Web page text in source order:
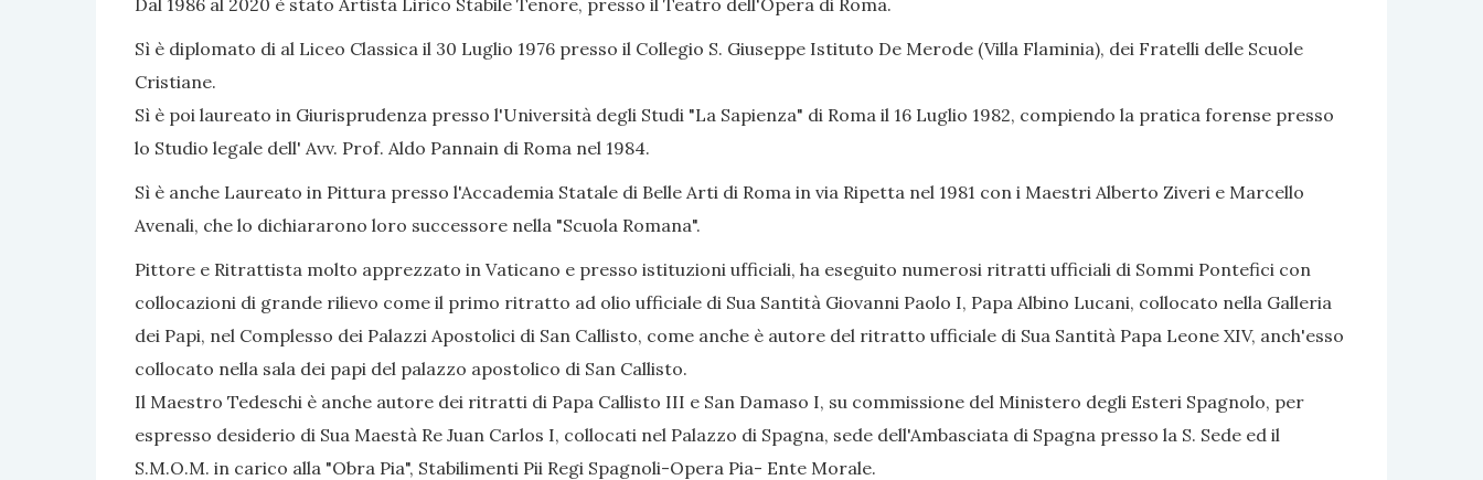
Sì è diplomato di al Liceo Classica il 30 Luglio 1976 presso il Collegio S. Giuseppe Istituto De Merode (Villa Flaminia), dei Fratelli delle Scuole
Cristiane.
Sì è poi laureato in Giurisprudenza presso l'Università degli Studi "La Sapienza" di Roma il 16 Luglio 1982, compiendo la pratica forense presso
lo Studio legale dell' Avv. Prof. Aldo Pannain di Roma nel 1984.
Sì è anche Laureato in Pittura presso l'Accademia Statale di Belle Arti di Roma in via Ripetta nel 1981 con i Maestri Alberto Ziveri e Marcello
Avenali, che lo dichiararono loro successore nella "Scuola Romana".
Pittore e Ritrattista molto apprezzato in Vaticano e presso istituzioni ufficiali, ha eseguito numerosi ritratti ufficiali di Sommi Pontefici con
collocazioni di grande rilievo come il primo ritratto ad olio ufficiale di Sua Santità Giovanni Paolo I, Papa Albino Lucani, collocato nella Galleria
dei Papi, nel Complesso dei Palazzi Apostolici di San Callisto, come anche è autore del ritratto ufficiale di Sua Santità Papa Leone XIV, anch'esso
collocato nella sala dei papi del palazzo apostolico di San Callisto.
Il Maestro Tedeschi è anche autore dei ritratti di Papa Callisto III e San Damaso I, su commissione del Ministero degli Esteri Spagnolo, per
espresso desiderio di Sua Maestà Re Juan Carlos I, collocati nel Palazzo di Spagna, sede dell'Ambasciata di Spagna presso la S. Sede ed il
S.M.O.M. in carico alla "Obra Pia", Stabilimenti Pii Regi Spagnoli-Opera Pia- Ente Morale.